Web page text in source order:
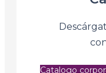
Catalogo